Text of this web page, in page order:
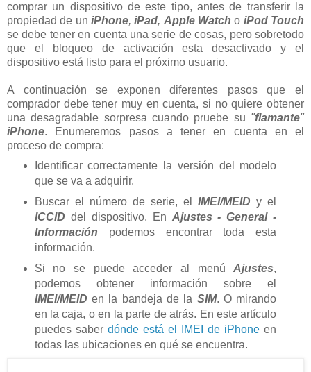
comprar un dispositivo de este tipo, antes de transferir la
propiedad de un iPhone,iPad, Apple Watcho iPod Touch
se debe tener en cuenta una serie de cosas, pero sobretodo
que el bloqueo de activación esta desactivado y el
dispositivo está listo para el próximo usuario.
A continuación se exponen diferentes pasos que el
comprador debe tener muy en cuenta, si no quiere obtener
una desagradable sorpresa cuando pruebe su "flamante"
iPhone. Enumeremos pasos a tener en cuenta en el
proceso de compra:
Identificar correctamente la versión del modelo
que se va a adquirir.
Buscar el número de serie, el
IMEI/MEIDy el
ICCID del dispositivo. En Ajustes - General -
Información podemos encontrar toda esta
información.
Si no se puede acceder al menúAjustes,
podemos obtener información sobre el
IMEI/MEID en la bandeja de la SIM. O mirando
en la caja, o en la parte de atrás. En este artículo
puedes saber dónde está el IMEI de iPhone en
todas las ubicaciones en qué se encuentra.